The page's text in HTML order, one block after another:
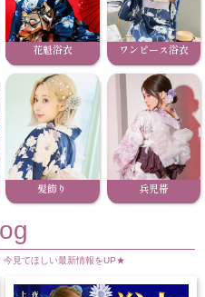
花魁浴衣 ワンピース浴衣
髪飾り 兵児帯
今見てほしい最新情報をUP★